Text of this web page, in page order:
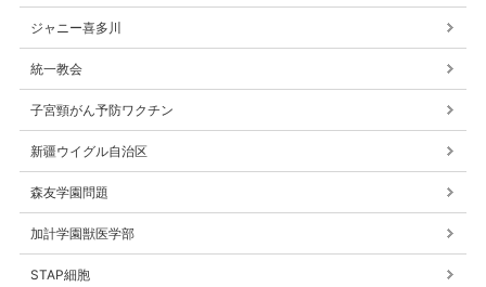
ジャニー喜多川
統一教会
子宮頸がん予防ワクチン
新疆ウイグル自治区
森友学園問題
加計学園獣医学部
STAP細胞